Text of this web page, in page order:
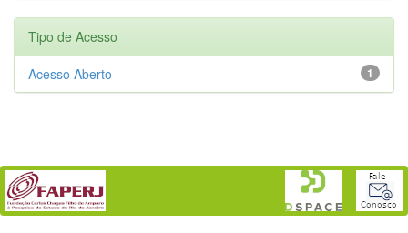
Tipo de Acesso
1
Acesso Aberto